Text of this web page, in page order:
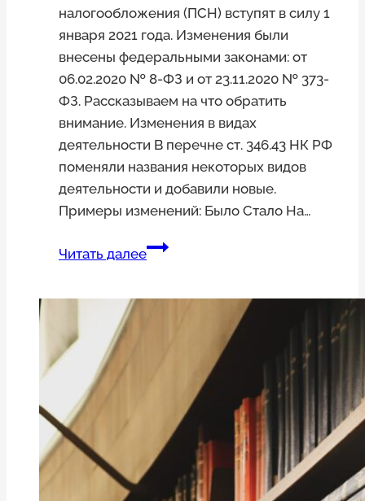
налогообложения (ПСН) вступят в силу 1
января 2021 года. Изменения были
внесены федеральными законами: от
06.02.2020 № 8-ФЗ и от 23.11.2020 № 373-
ФЗ. Рассказываем на что обратить
внимание. Изменения в видах
деятельности В перечне ст. 346.43 НК РФ
поменяли названия некоторых видов
деятельности и добавили новые.
Примеры изменений: Было Стало На…
Читать далееИзменения
налогообложения
новые
виды
деятельности